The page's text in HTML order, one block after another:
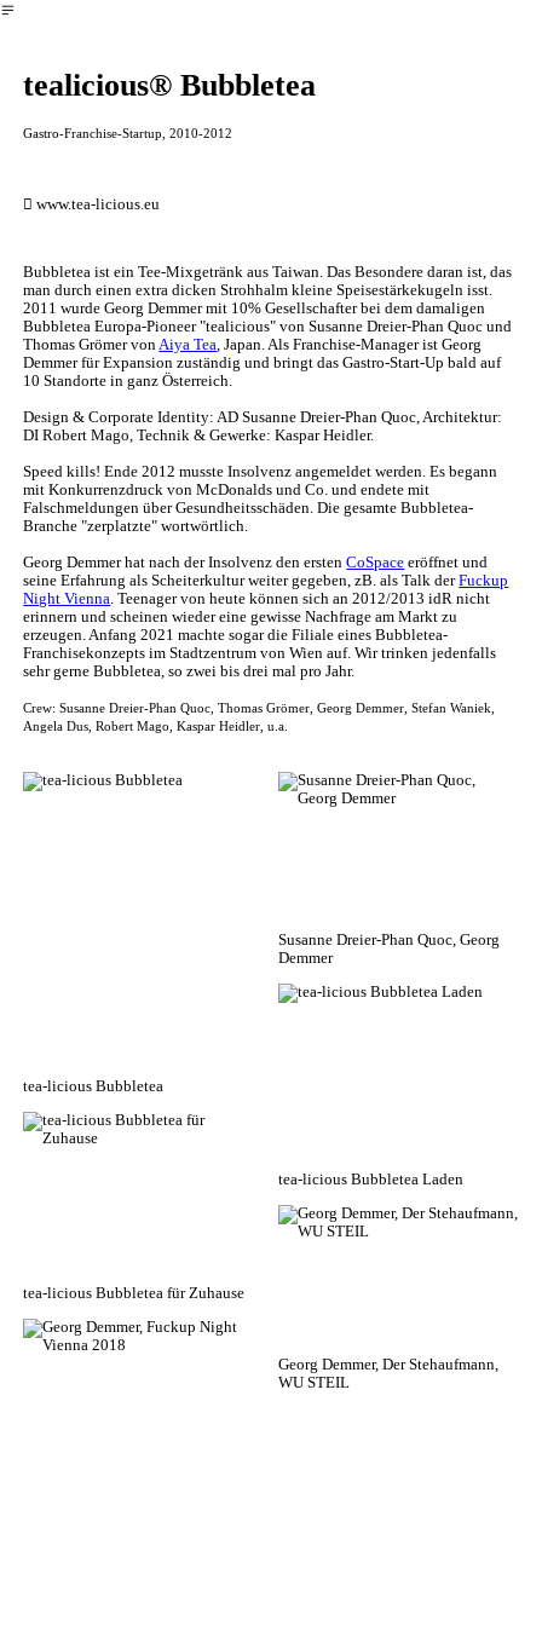
︎
tealicious® Bubbletea
Gastro-Franchise-Startup, 2010-2012
︎︎︎ www.tea-licious.eu
Bubbletea ist ein Tee-Mixgetränk aus Taiwan. Das Besondere daran ist, das
man durch einen extra dicken Strohhalm kleine Speisestärkekugeln isst.
2011 wurde Georg Demmer mit 10% Gesellschafter bei dem damaligen
Bubbletea Europa-Pioneer "tealicious" von Susanne Dreier-Phan Quoc und
Thomas Grömer vonAiya Tea, Japan. Als Franchise-Manager ist Georg
Demmer für Expansion zuständig und bringt das Gastro-Start-Up bald auf
10 Standorte in ganz Österreich.
Design & Corporate Identity: AD Susanne Dreier-Phan Quoc, Architektur:
DI Robert Mago, Technik & Gewerke: Kaspar Heidler.
Speed kills! Ende 2012 musste Insolvenz angemeldet werden. Es begann
mit Konkurrenzdruck von McDonalds und Co. und endete mit
Falschmeldungen über Gesundheitsschäden. Die gesamte Bubbletea-
Branche "zerplatzte" wortwörtlich.
Georg Demmer hat nach der Insolvenz den erstenCoSpace eröffnet und
seine Erfahrung als Scheiterkultur weiter gegeben, zB. als Talk derFuckup
Night Vienna. Teenager von heute können sich an 2012/2013 idR nicht
erinnern und scheinen wieder eine gewisse Nachfrage am Markt zu
erzeugen. Anfang 2021 machte sogar die Filiale eines Bubbletea-
Franchisekonzepts im Stadtzentrum von Wien auf. Wir trinken jedenfalls
sehr gerne Bubbletea, so zwei bis drei mal pro Jahr.
Crew: Susanne Dreier-Phan Quoc, Thomas Grömer, Georg Demmer, Stefan Waniek,
Angela Dus, Robert Mago, Kaspar Heidler, u.a.
tea-licious Bubbletea
tea-licious Bubbletea für Zuhause
Susanne Dreier-Phan Quoc, Georg
Demmer
tea-licious Bubbletea Laden
Georg Demmer, Der Stehaufmann,
WU STEIL